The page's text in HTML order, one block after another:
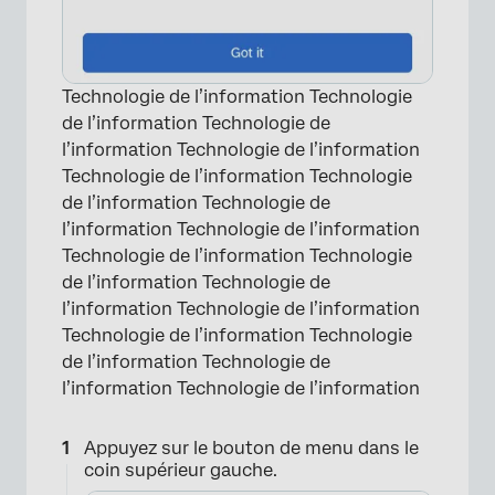
Technologie de l’information Technologie
de l’information Technologie de
l’information Technologie de l’information
Technologie de l’information Technologie
de l’information Technologie de
l’information Technologie de l’information
Technologie de l’information Technologie
de l’information Technologie de
l’information Technologie de l’information
Technologie de l’information Technologie
de l’information Technologie de
l’information Technologie de l’information
Appuyez sur le bouton de menu dans le
coin supérieur gauche.